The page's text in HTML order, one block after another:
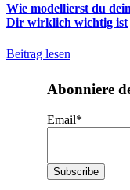
Wie modellierst du
Dir wirklich wichtig ist
Beitrag lesen
Abonniere
Email*